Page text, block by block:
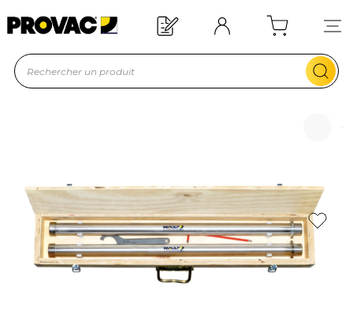
? Devis rapide !